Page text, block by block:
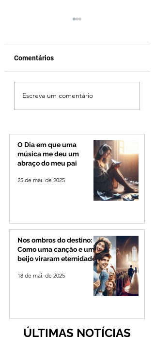
Cleitinho volta atrás,
mas partido nega
de Minas
Comentários
Escreva um comentário
O Dia em que uma
música me deu um
abraço do meu pai
25 de mai. de 2025
Nos ombros do destino:
Como uma canção e um
beijo viraram eternidade
18 de mai. de 2025
ÚLTIMAS NOTÍCIAS